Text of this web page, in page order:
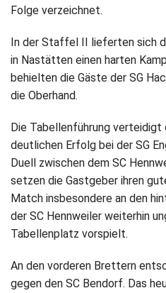
Folge verzeichnet.
In der Staffel II lieferten sich
in Nastätten einen harten
behielten die Gäste der SG
die Oberhand.
Die Tabellenführung verteidigt
deutlichen Erfolg bei der SG
Duell zwischen dem SC
setzen die Gastgeber ihren
Match insbesondere an den
der SC Hennweiler weiterhin
Tabellenplatz vorspielt.
An den vorderen Brettern
gegen den SC Bendorf. Das